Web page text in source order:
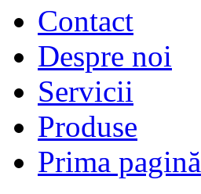
Contact
Despre noi
Servicii
Produse
Prima pagină